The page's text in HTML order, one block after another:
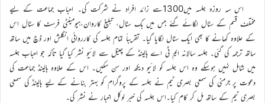
اس سہ روزہ جلسہ میں1300سے زائد افراد نے شرکت کی۔ احباب جماعت کے لیے
مختلف قسم کے سٹال لگائے گئے جس میں بک سٹال، تبلیغ کاروان،ہیومینٹی فرسٹ کا سٹال اس
کے علاوہ کھانے کا بھی ایک سٹال لگایا گیا۔ تقریباً تمام جلسہ کی کارروائی انگلش اور ڈچ میں ساتھ
ساتھ ترجمہ کی گئی۔ جلسہ سالانہ ایم ٹی اے ہالینڈ کے چینل سے لائیو نشر کیا گیا تاکہ جو احباب جلسہ
میں شامل نہیں ہوسکے وہ اس جلسہ کو لائیو دیکھ اور سن سکیں۔ اس کے علاوہ ہالینڈ جماعت کی
دعوت پر جرمنی کی سمعی بصری ٹیم نے جلسہ کے پروگرام کو بہتر بنانے کے لیے ہالینڈ کی سمعی
بصری ٹیم کے ساتھ مل کر کام کیا۔اس جلسہ کی خبر لوکل اخبار نے نشر کی۔